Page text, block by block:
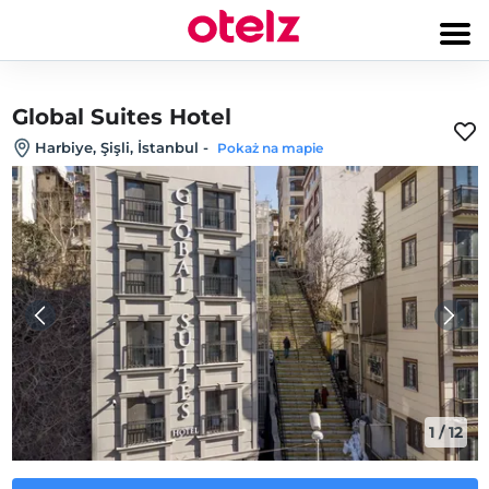
Global Suites Hotel
Harbiye, Şişli, İstanbul - Pokaż na mapie
1 /12